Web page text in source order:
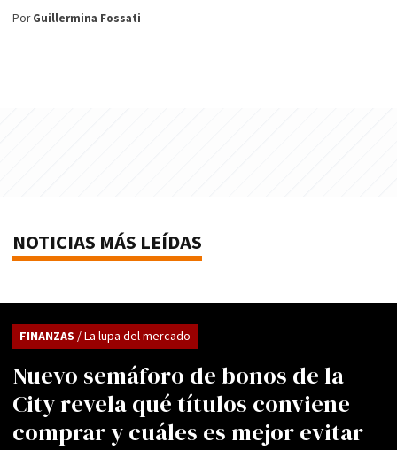
PorGuillermina Fossati
NOTICIAS MÁS LEÍDAS
Nuevo semáforo de bonos de la
City revela qué títulos conviene
comprar y cuáles es mejor evitar
FINANZAS / La lupa del mercado